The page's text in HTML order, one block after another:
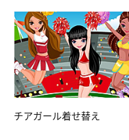
チアガール着せ替え